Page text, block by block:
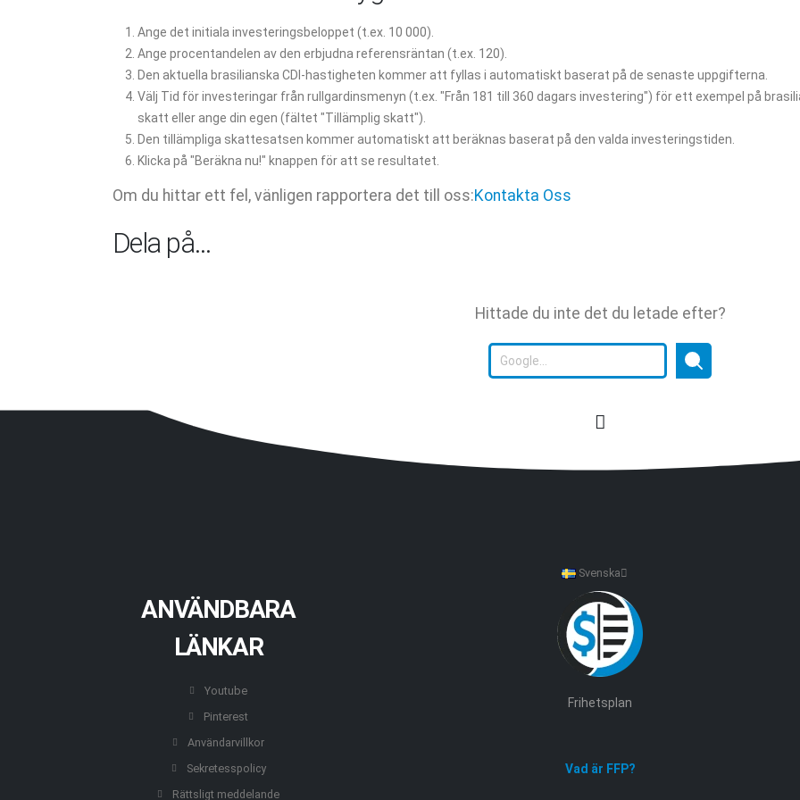
Ange det initiala investeringsbeloppet (t.ex. 10 000).
Ange procentandelen av den erbjudna referensräntan (t.ex. 120).
Den aktuella brasilianska CDI-hastigheten kommer att fyllas i automatiskt baserat på de senaste uppgifterna.
Välj Tid för investeringar från rullgardinsmenyn (t.ex. "Från 181 till 360 dagars investering") för ett exempel på
skatt eller ange din egen (fältet "Tillämplig skatt").
Den tillämpliga skattesatsen kommer automatiskt att beräknas baserat på den valda investeringstiden.
Klicka på "Beräkna nu!" knappen för att se resultatet.
Om du hittar ett fel, vänligen rapportera det till oss:Kontakta Oss
Dela på…
Hittade du inte det du letade efter?
Svenska
ANVÄNDBARA
LÄNKAR
Youtube
Pinterest
Användarvillkor
Sekretesspolicy
Rättsligt meddelande
Frihetsplan
Vad är FFP?